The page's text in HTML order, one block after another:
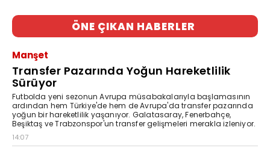
ÖNE ÇIKAN HABERLER
Manşet
Transfer Pazarında Yoğun Hareketlilik
Sürüyor
Futbolda yeni sezonun Avrupa müsabakalarıyla başlamasının
ardından hem Türkiye'de hem de Avrupa'da transfer pazarında
yoğun bir hareketlilik yaşanıyor. Galatasaray, Fenerbahçe,
Beşiktaş ve Trabzonspor'un transfer gelişmeleri merakla izleniyor.
14:07